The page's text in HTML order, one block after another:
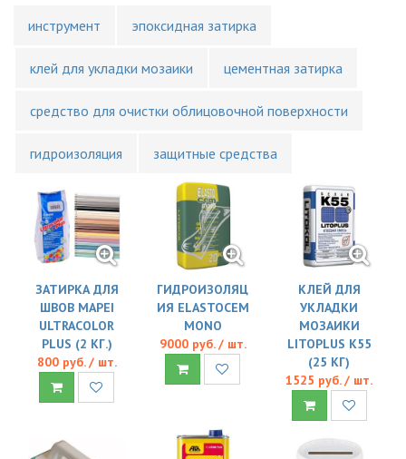
инструмент эпоксидная затирка
клей для укладки мозаики цементная затирка
средство для очистки облицовочной поверхности
гидроизоляция защитные средства
ЗАТИРКА ДЛЯ
ШВОВ MAPEI
ULTRACOLOR
PLUS (2 КГ.)
800 руб. / шт.
ГИДРОИЗОЛЯЦ
ИЯ ELASTOCEM
MONO
9000 руб. / шт.
КЛЕЙ ДЛЯ
УКЛАДКИ
МОЗАИКИ
LITOPLUS K55
(25 КГ)
1525 руб. / шт.